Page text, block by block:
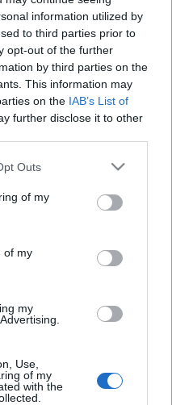
information utilized by
to third parties prior to
opt-out of the further
by third parties on the
This information may
on the IAB’s List of
further disclose it to other
uses one or more Google
You may click to
its third-party tags to
purposes in below Google
Outs
of my
of my
my
Use,
of my
with the
rosszul álcázott
helyeztetett el. Az
21 óra 40 perckor
tüzérségi tűz
németek és az olaszok
elszakadni.